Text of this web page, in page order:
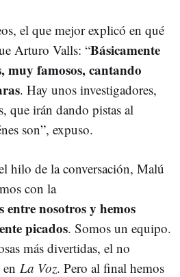
el que mejor explicó en qué
Arturo Valls: “Básicamente
muy famosos, cantando
. Hay unos investigadores,
que irán dando pistas al
son”, expuso.
hilo de la conversación, Malú
con la
entre nosotros y hemos
picados. Somos un equipo.
más divertidas, el no
La Voz. Pero al final hemos